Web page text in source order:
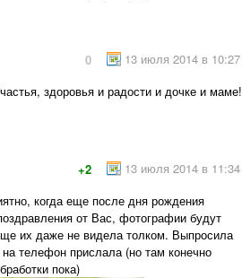
13 июля 2014 в 10:27
0
здоровья и радости и дочке и маме!
13 июля 2014 в 11:34
+2
когда еще после дня рождения
от Вас, фотографии будут
их даже не видела толком. Выпросила
телефон прислала (но там конечно
пока)